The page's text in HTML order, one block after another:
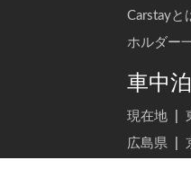
Carstayと
ホルダー
車中
現在地
広島県